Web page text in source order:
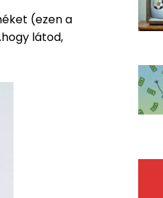
(ezen a
látod,